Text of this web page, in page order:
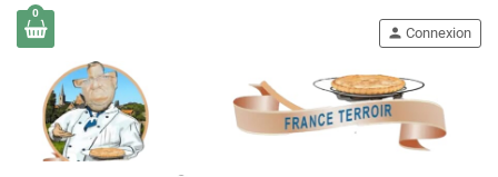
0
person Connexion